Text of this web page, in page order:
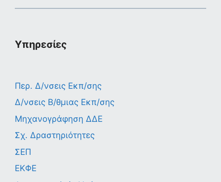
Υπηρεσίες
Περ. Δ/νσεις Εκπ/σης
Δ/νσεις Β/θμιας Εκπ/σης
Μηχανογράφηση ΔΔΕ
Σχ. Δραστηριότητες
ΣΕΠ
ΕΚΦΕ